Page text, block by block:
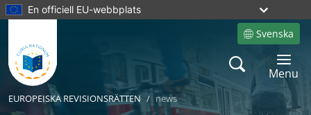
En officiell EU-webbplats
Svenska
Site language
Search
Toggle
Menu
EUROPEISKA REVISIONSRÄTTEN news